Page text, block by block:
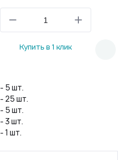
Купить в 1 клик
- 5 шт.
- 25 шт.
- 5 шт.
- 3 шт.
- 1 шт.